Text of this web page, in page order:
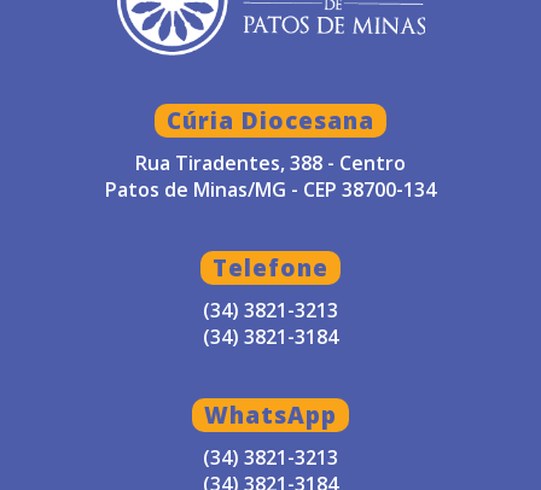
Cúria Diocesana
Rua Tiradentes, 388 - Centro
Patos de Minas/MG - CEP 38700-134
Telefone
(34) 3821-3213
(34) 3821-3184
WhatsApp
(34) 3821-3213
(34) 3821-3184